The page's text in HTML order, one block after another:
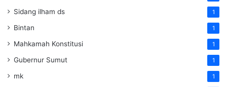
Sidang ilham ds 1
Bintan 1
Mahkamah Konstitusi 1
Gubernur Sumut 1
mk 1